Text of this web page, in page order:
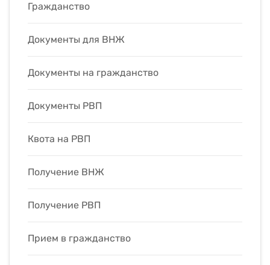
Гражданство
Документы для ВНЖ
Документы на гражданство
Документы РВП
Квота на РВП
Получение ВНЖ
Получение РВП
Прием в гражданство